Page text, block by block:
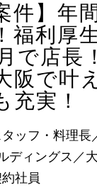
件】年
福利厚
で店長
阪で叶
充実！
ッフ・料理長
ディングス／
社員